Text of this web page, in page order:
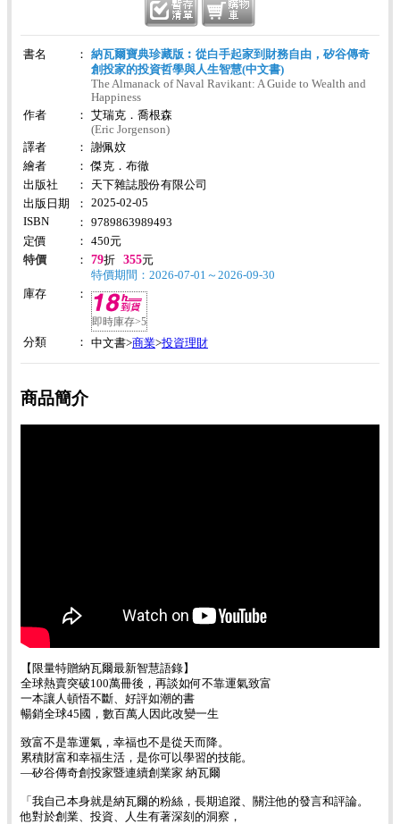
書名 ：
納瓦爾寶典珍藏版︰從白手起家到財務自由，矽谷傳奇
創投家的投資哲學與人生智慧(中文書)
The Almanack of Naval Ravikant: A Guide to Wealth and
Happiness
作者
：
艾瑞克．喬根森
(Eric Jorgenson)
譯者
：
謝佩妏
繪者
：
傑克．布徹
出版社
：
天下雜誌股份有限公司
出版日期
：
2025-02-05
ISBN
：
9789863989493
定價
： 450元
特價
： 79折 355元
特價期間：2026-07-01～2026-09-30
庫存
：
即時庫存>5
分類
： 中文書>商業>投資理財
商品簡介
【限量特贈納瓦爾最新智慧語錄】
全球熱賣突破100萬冊後，再談如何不靠運氣致富
一本讓人頓悟不斷、好評如潮的書
暢銷全球45國，數百萬人因此改變一生
致富不是靠運氣，幸福也不是從天而降。
累積財富和幸福生活，是你可以學習的技能。
—矽谷傳奇創投家暨連續創業家 納瓦爾
「我自己本身就是納瓦爾的粉絲，長期追蹤、關注他的發言和評論。
他對於創業、投資、人生有著深刻的洞察，